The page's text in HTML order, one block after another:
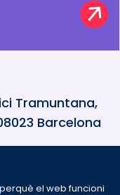
el web funcioni
Tramuntana,
Barcelona